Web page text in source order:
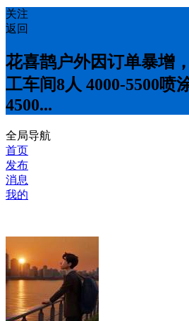
关注
返回
花喜鹊户外因订单暴增
工车间8人 4000-5500喷
4500...
全局导航
首页
发布
消息
我的